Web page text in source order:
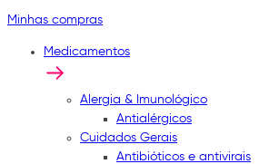
Minhas compras
Medicamentos
Alergia & Imunológico
Antialérgicos
Cuidados Gerais
Antibióticos e antivirais